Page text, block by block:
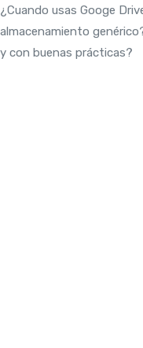
¿Cuando usas Googe
almacenamiento
y con buenas prácticas?